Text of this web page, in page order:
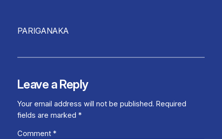
PARIGANAKA
Leave a Reply
Your email address will not be published. Required
fields are marked *
Comment *